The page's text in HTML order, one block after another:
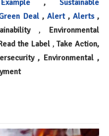
,Sustainable
Deal, Alert, Alerts ,
, Environmental
the Label ,Take Action,
, Environmental ,